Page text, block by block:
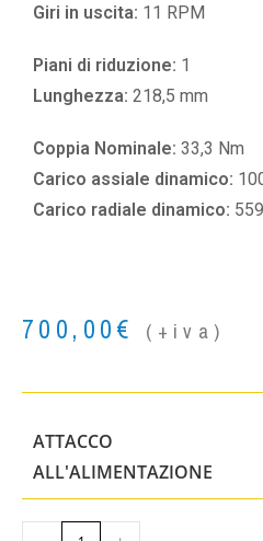
Giri in uscita: 11 RPM
Piani di riduzione: 1
Lunghezza: 218,5 mm
Coppia Nominale: 33,3 Nm
Carico assiale dinamico:
Carico radiale dinamico:
700,00€ (+iva)
ATTACCO
ALL'ALIMENTAZIONE